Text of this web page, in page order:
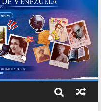
año CXXXIII Mes V,